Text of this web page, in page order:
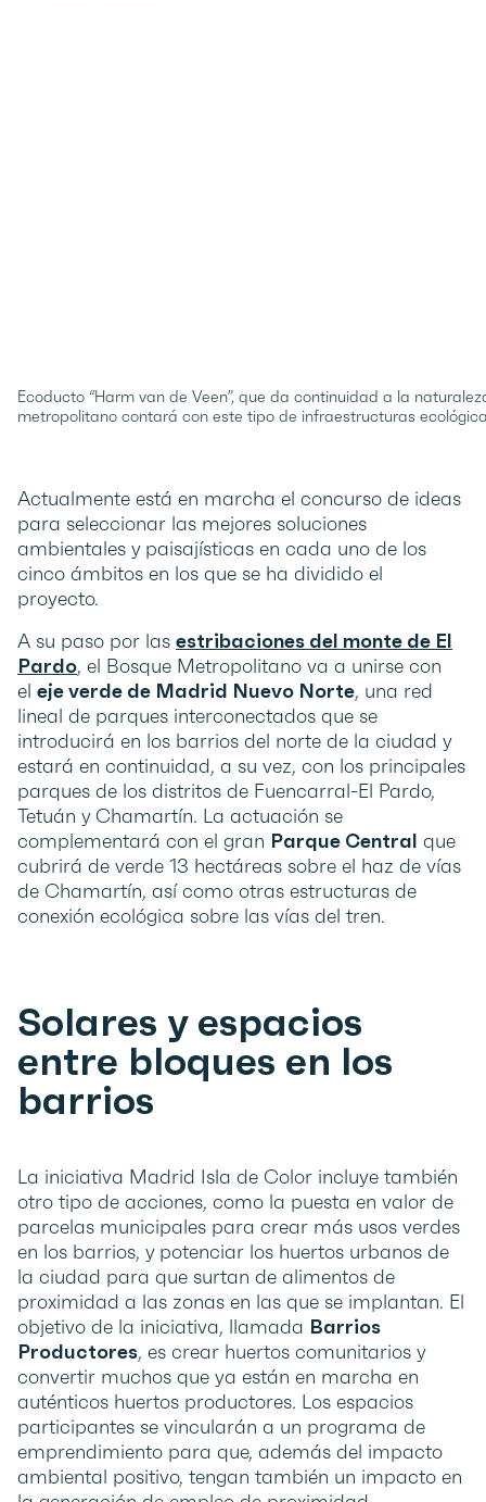
Ecoducto “Harm van de Veen”, que da continuidad a la
metropolitano contará con este tipo de infraestructuras
Actualmente está en marcha el concurso de ideas
para seleccionar las mejores soluciones
ambientales y paisajísticas en cada uno de los
cinco ámbitos en los que se ha dividido el
proyecto.
A su paso por las estribaciones del monte de El
Pardo, el Bosque Metropolitano va a unirse con
el eje verde de Madrid Nuevo Norte, una red
lineal de parques interconectados que se
introducirá en los barrios del norte de la ciudad y
estará en continuidad, a su vez, con los principales
parques de los distritos de Fuencarral-El Pardo,
Tetuán y Chamartín. La actuación se
complementará con el gran Parque Central que
cubrirá de verde 13 hectáreas sobre el haz de vías
de Chamartín, así como otras estructuras de
conexión ecológica sobre las vías del tren.
Solares y espacios
entre bloques en los
barrios
La iniciativa Madrid Isla de Color incluye también
otro tipo de acciones, como la puesta en valor de
parcelas municipales para crear más usos verdes
en los barrios, y potenciar los huertos urbanos de
la ciudad para que surtan de alimentos de
proximidad a las zonas en las que se implantan. El
objetivo de la iniciativa, llamada Barrios
Productores, es crear huertos comunitarios y
convertir muchos que ya están en marcha en
auténticos huertos productores. Los espacios
participantes se vincularán a un programa de
emprendimiento para que, además del impacto
ambiental positivo, tengan también un impacto en